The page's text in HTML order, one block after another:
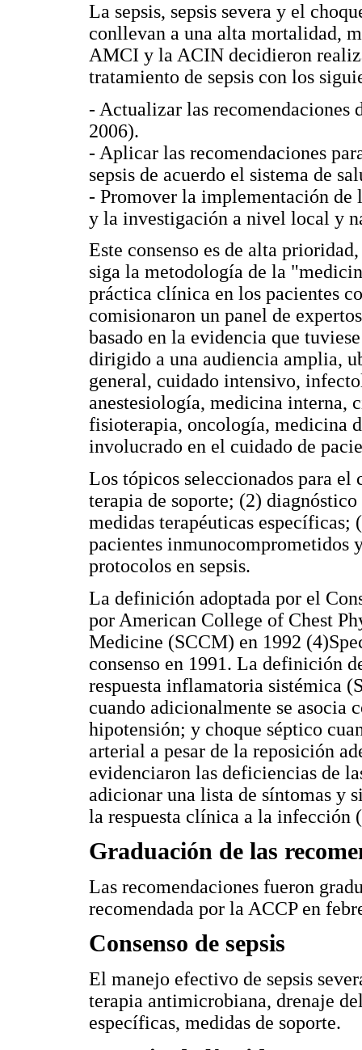
La sepsis, sepsis severa y el
conllevan a una alta mortalidad,
AMCI y la ACIN decidieron
tratamiento de sepsis con los
- Actualizar las recomendaciones
2006).
- Aplicar las recomendaciones
sepsis de acuerdo el sistema de
- Promover la implementación de
y la investigación a nivel local y
Este consenso es de alta
siga la metodología de la
práctica clínica en los pacientes
comisionaron un panel de
basado en la evidencia que
dirigido a una audiencia amplia,
general, cuidado intensivo,
anestesiología, medicina interna,
fisioterapia, oncología, medicina
involucrado en el cuidado de
Los tópicos seleccionados para el
terapia de soporte; (2)
medidas terapéuticas específicas;
pacientes inmunocomprometidos
protocolos en sepsis.
La definición adoptada por el
por American College of Chest
Medicine (SCCM) en 1992
consenso en 1991. La definición
respuesta inflamatoria sistémica
cuando adicionalmente se asocia
hipotensión; y choque séptico
arterial a pesar de la reposición
evidenciaron las deficiencias de
adicionar una lista de síntomas y
la respuesta clínica a la infección
Graduación de las
Las recomendaciones fueron
recomendada por la ACCP en
Consenso de sepsis
El manejo efectivo de sepsis
terapia antimicrobiana, drenaje
específicas, medidas de soporte.